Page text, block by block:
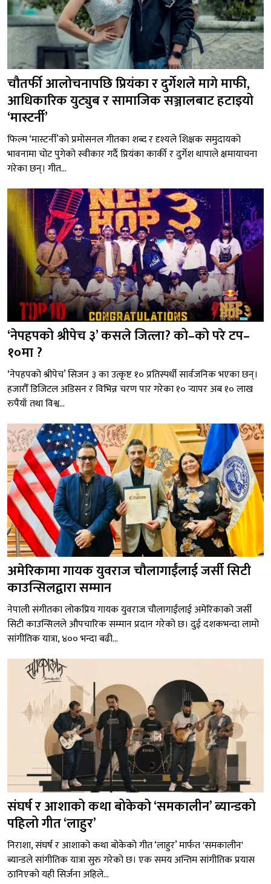
चौतर्फी आलोचनापछि प्रियंका र दुर्गेशले मागे माफी,
आधिकारिक युट्युब र सामाजिक सञ्जालबाट हटाइयो
‘मास्टर्नी’
फिल्म ‘मास्टर्नी’को प्रमोसनल गीतका शब्द र दृश्यले शिक्षक समुदायको
भावनामा चोट पुगेको स्वीकार गर्दै प्रियंका कार्की र दुर्गेश थापाले क्षमायाचना
गरेका छन्। गीत...
‘नेपहपको श्रीपेच ३’ कसले जित्ला? को–को परे टप–
१०मा ?
‘नेपहपको श्रीपेच’ सिजन ३ का उत्कृष्ट १० प्रतिस्पर्धी सार्वजनिक भएका छन्।
हजारौँ डिजिटल अडिसन र विभिन्न चरण पार गरेका १० र्‍यापर अब १० लाख
रुपैयाँ तथा विश्व...
अमेरिकामा गायक युवराज चौलागाईंलाई जर्सी सिटी
काउन्सिलद्वारा सम्मान
नेपाली संगीतका लोकप्रिय गायक युवराज चौलागाईंलाई अमेरिकाको जर्सी
सिटी काउन्सिलले औपचारिक सम्मान प्रदान गरेको छ। दुई दशकभन्दा लामो
सांगीतिक यात्रा, ४०० भन्दा बढी...
संघर्ष र आशाको कथा बोकेको ‘समकालीन’ ब्यान्डको
पहिलो गीत ‘लाहुर’
निराशा, संघर्ष र आशाको कथा बोकेको गीत ‘लाहुर’ मार्फत 'समकालीन'
ब्यान्डले सांगीतिक यात्रा सुरु गरेको छ। एक समय अन्तिम सांगीतिक प्रयास
ठानिएको यही सिर्जना अहिले...